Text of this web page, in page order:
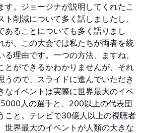
す。ジョージナが説明してくれたこ
ト削減について多く話しましたし、
あることについても多く語りまし
が、この大会では私たちが両者を統
る理由です。一つの方法、ますね。
とができるかわかりませんが、それ
うので、スライドに進んでいただき
なイベントは実際に世界最大のイベ
人の選手と、200以上の代表団
こと。テレビで30億人以上の視聴者
世界最大のイベントが人類の大きな